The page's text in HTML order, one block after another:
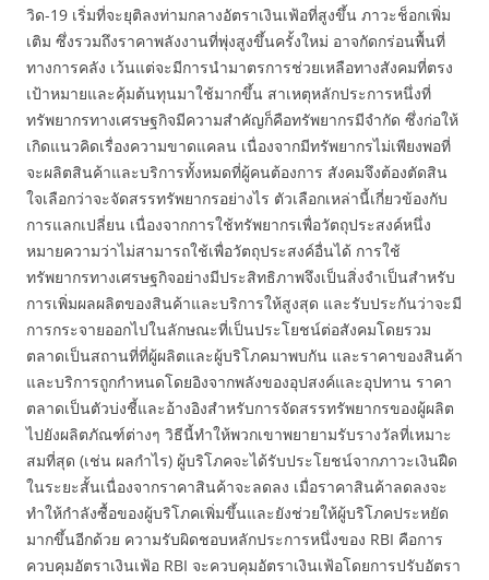
วิด-19 เริ่มที่จะยุติลงท่ามกลางอัตราเงินเฟ้อที่สูงขึ้น ภาวะช็อกเพิ่ม
เติม ซึ่งรวมถึงราคาพลังงานที่พุ่งสูงขึ้นครั้งใหม่ อาจกัดกร่อนพื้นที่
ทางการคลัง เว้นแต่จะมีการนำมาตรการช่วยเหลือทางสังคมที่ตรง
เป้าหมายและคุ้มต้นทุนมาใช้มากขึ้น สาเหตุหลักประการหนึ่งที่
ทรัพยากรทางเศรษฐกิจมีความสำคัญก็คือทรัพยากรมีจำกัด ซึ่งก่อให้
เกิดแนวคิดเรื่องความขาดแคลน เนื่องจากมีทรัพยากรไม่เพียงพอที่
จะผลิตสินค้าและบริการทั้งหมดที่ผู้คนต้องการ สังคมจึงต้องตัดสิน
ใจเลือกว่าจะจัดสรรทรัพยากรอย่างไร ตัวเลือกเหล่านี้เกี่ยวข้องกับ
การแลกเปลี่ยน เนื่องจากการใช้ทรัพยากรเพื่อวัตถุประสงค์หนึ่ง
หมายความว่าไม่สามารถใช้เพื่อวัตถุประสงค์อื่นได้ การใช้
ทรัพยากรทางเศรษฐกิจอย่างมีประสิทธิภาพจึงเป็นสิ่งจำเป็นสำหรับ
การเพิ่มผลผลิตของสินค้าและบริการให้สูงสุด และรับประกันว่าจะมี
การกระจายออกไปในลักษณะที่เป็นประโยชน์ต่อสังคมโดยรวม
ตลาดเป็นสถานที่ที่ผู้ผลิตและผู้บริโภคมาพบกัน และราคาของสินค้า
และบริการถูกกำหนดโดยอิงจากพลังของอุปสงค์และอุปทาน ราคา
ตลาดเป็นตัวบ่งชี้และอ้างอิงสำหรับการจัดสรรทรัพยากรของผู้ผลิต
ไปยังผลิตภัณฑ์ต่างๆ วิธีนี้ทำให้พวกเขาพยายามรับรางวัลที่เหมาะ
สมที่สุด (เช่น ผลกำไร) ผู้บริโภคจะได้รับประโยชน์จากภาวะเงินฝืด
ในระยะสั้นเนื่องจากราคาสินค้าจะลดลง เมื่อราคาสินค้าลดลงจะ
ทำให้กำลังซื้อของผู้บริโภคเพิ่มขึ้นและยังช่วยให้ผู้บริโภคประหยัด
มากขึ้นอีกด้วย ความรับผิดชอบหลักประการหนึ่งของ RBI คือการ
ควบคุมอัตราเงินเฟ้อ RBI จะควบคุมอัตราเงินเฟ้อโดยการปรับอัตรา